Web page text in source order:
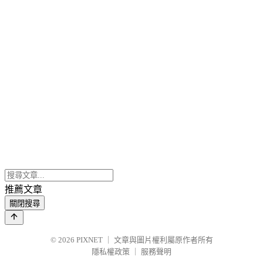
推薦文章
關閉搜尋
© 2026 PIXNET
文章與圖片權利屬原作者所有
隱私權政策
服務聲明